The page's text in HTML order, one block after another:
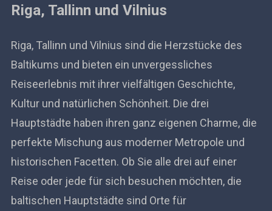
Riga, Tallinn und Vilnius
Riga, Tallinn und Vilnius sind die Herzstücke des
Baltikums und bieten ein unvergessliches
Reiseerlebnis mit ihrer vielfältigen Geschichte,
Kultur und natürlichen Schönheit. Die drei
Hauptstädte haben ihren ganz eigenen Charme, die
perfekte Mischung aus moderner Metropole und
historischen Facetten. Ob Sie alle drei auf einer
Reise oder jede für sich besuchen möchten, die
baltischen Hauptstädte sind Orte für